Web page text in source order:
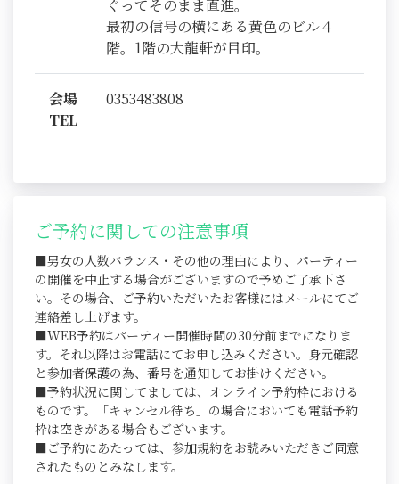
ぐってそのまま直進。
最初の信号の横にある黄色のビル４
階。1階の大龍軒が目印。
会場
TEL
0353483808
ご予約に関しての注意事項
■男女の人数バランス・その他の理由により、パーティー
の開催を中止する場合がございますので予めご了承下さ
い。その場合、ご予約いただいたお客様にはメールにてご
連絡差し上げます。
■WEB予約はパーティー開催時間の30分前までになりま
す。それ以降はお電話にてお申し込みください。身元確認
と参加者保護の為、番号を通知してお掛けください。
■予約状況に関してましては、オンライン予約枠における
ものです。「キャンセル待ち」の場合においても電話予約
枠は空きがある場合もございます。
■ご予約にあたっては、参加規約をお読みいただきご同意
されたものとみなします。